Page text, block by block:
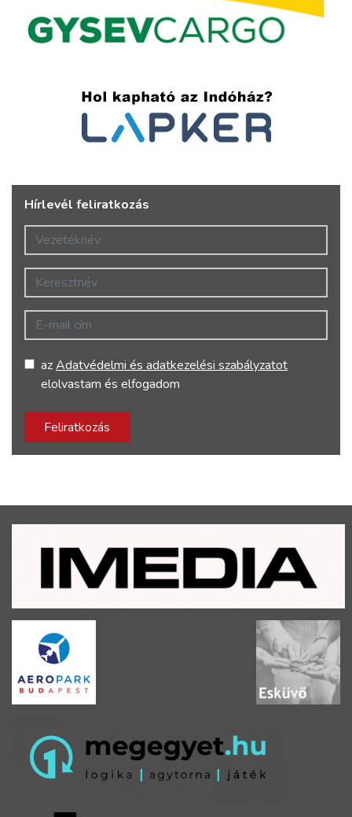
Hírlevél feliratkozás
Vezetéknév
Keresztnév
E-mail cím
azAdatvédelmi és adatkezelési szabályzatot
elolvastam és elfogadom
Feliratkozás